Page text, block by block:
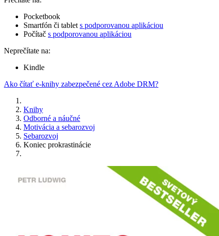
Pocketbook
Smartfón či tablet s podporovanou aplikáciou
Počítač s podporovanou aplikáciou
Neprečítate na:
Kindle
Ako čítať e-knihy zabezpečené cez Adobe DRM?
Knihy
Odborné a náučné
Motivácia a sebarozvoj
Sebarozvoj
Koniec prokrastinácie